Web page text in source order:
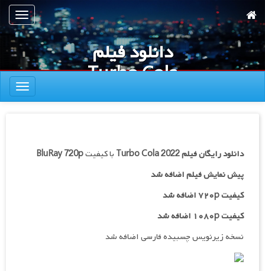
به
محتوای
اصلی
ناوبری
دانلود فیلم
Turbo Cola
2022
ناوبری
دانلود رایگان فیلمTurbo Cola 2022 با کیفیتBluRay 720p
پیش نمایش فیلم اضافه شد
کیفیت ۷۲۰p اضافه شد
کیفیت ۱۰۸۰p اضافه شد
نسخه زیرنویس چسبیده فارسی اضافه شد